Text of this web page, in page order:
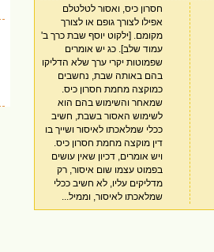
שמלאכתו לאיסור, וממיל...